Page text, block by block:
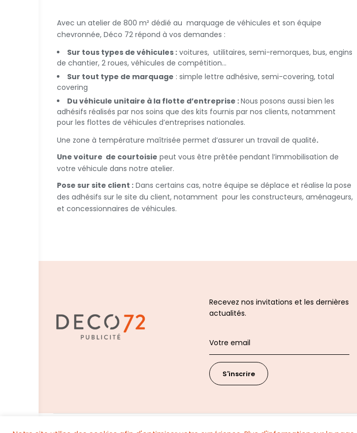
Avec un atelier de 800 m² dédié au marquage de véhicules et son équipe
chevronnée, Déco 72 répond à vos demandes :
Sur tous types de véhicules :voitures, utilitaires, semi-remorques, bus, engins
de chantier, 2 roues, véhicules de compétition…
Sur tout type de marquage : simple lettre adhésive, semi-covering, total
covering
Du véhicule unitaire à la flotte d’entreprise :Nous posons aussi bien les
adhésifs réalisés par nos soins que des kits fournis par nos clients, notamment
pour les flottes de véhicules d’entreprises nationales.
Une zone à température maîtrisée permet d’assurer un travail de qualité.
Une voiture de courtoisie peut vous être prêtée pendant l’immobilisation de
votre véhicule dans notre atelier.
Pose sur site client :Dans certains cas, notre équipe se déplace et réalise la pose
des adhésifs sur le site du client, notamment pour les constructeurs, aménageurs,
et concessionnaires de véhicules.
Recevez nos invitations et les dernières
actualités.
S'inscrire